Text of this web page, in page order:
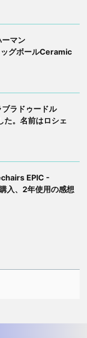
ーマン
グボールCeramic
ラドゥードル
た。名前はロシェ
EPIC -
入、2年使用の感想